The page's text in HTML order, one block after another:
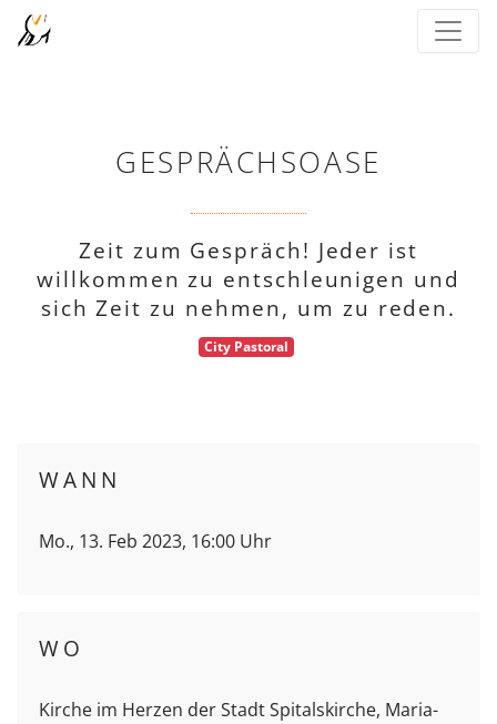
GESPRÄCHSOASE
Zeit zum Gespräch! Jeder ist
willkommen zu entschleunigen und
sich Zeit zu nehmen, um zu reden.
City Pastoral
WANN
Mo., 13. Feb 2023, 16:00 Uhr
WO
Kirche im Herzen der Stadt Spitalskirche, Maria-